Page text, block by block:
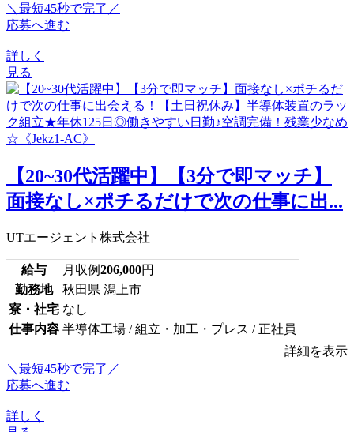
＼最短45秒で完了／
応募へ進む
詳しく
見る
【20~30代活躍中】【3分で即マッチ】
面接なし×ポチるだけで次の仕事に出...
UTエージェント株式会社
給与 月収例206,000円
勤務地
秋田県 潟上市
寮・社宅 なし
仕事内容 半導体工場 / 組立・加工・プレス / 正社員
詳細を表示
＼最短45秒で完了／
応募へ進む
詳しく